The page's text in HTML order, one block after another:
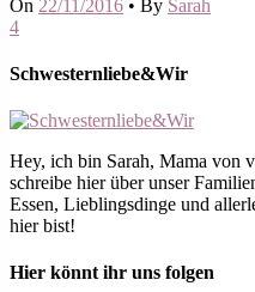
On 22/11/2016 • By Sarah
4
Schwesternliebe&Wir
Hey, ich bin Sarah, Mama von
schreibe hier über unser
Essen, Lieblingsdinge und
hier bist!
Hier könnt ihr uns folgen